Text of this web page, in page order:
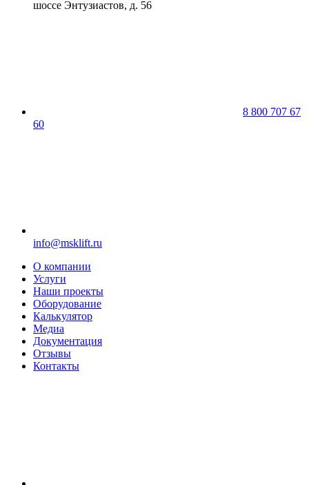
шоссе Энтузиастов, д. 56
8 800 707 67
60
info@msklift.ru
О компании
Услуги
Наши проекты
Оборудование
Калькулятор
Медиа
Документация
Отзывы
Контакты